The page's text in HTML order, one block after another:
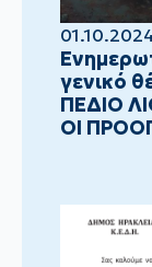
γενικό
ΠΕΔΙΟ
ΟΙ